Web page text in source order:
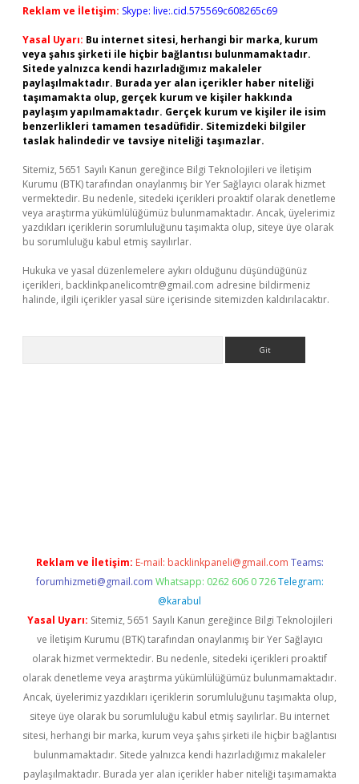
Reklam ve İletişim: Skype: live:.cid.575569c608265c69
Yasal Uyarı: Bu internet sitesi, herhangi bir marka, kurum
veya şahıs şirketi ile hiçbir bağlantısı bulunmamaktadır.
Sitede yalnızca kendi hazırladığımız makaleler
paylaşılmaktadır. Burada yer alan içerikler haber niteliği
taşımamakta olup, gerçek kurum ve kişiler hakkında
paylaşım yapılmamaktadır. Gerçek kurum ve kişiler ile isim
benzerlikleri tamamen tesadüfidir. Sitemizdeki bilgiler
taslak halindedir ve tavsiye niteliği taşımazlar.
Sitemiz, 5651 Sayılı Kanun gereğince Bilgi Teknolojileri ve İletişim
Kurumu (BTK) tarafından onaylanmış bir Yer Sağlayıcı olarak hizmet
vermektedir. Bu nedenle, sitedeki içerikleri proaktif olarak denetleme
veya araştırma yükümlülüğümüz bulunmamaktadır. Ancak, üyelerimiz
yazdıkları içeriklerin sorumluluğunu taşımakta olup, siteye üye olarak
bu sorumluluğu kabul etmiş sayılırlar.
Hukuka ve yasal düzenlemelere aykırı olduğunu düşündüğünüz
içerikleri, backlinkpanelicomtr@gmail.com adresine bildirmeniz
halinde, ilgili içerikler yasal süre içerisinde sitemizden kaldırılacaktır.
Reklam ve İletişim: E-mail: backlinkpaneli@gmail.com Teams:
forumhizmeti@gmail.com Whatsapp: 0262 606 0 726 Telegram:
@karabul
Yasal Uyarı: Sitemiz, 5651 Sayılı Kanun gereğince Bilgi Teknolojileri
ve İletişim Kurumu (BTK) tarafından onaylanmış bir Yer Sağlayıcı
olarak hizmet vermektedir. Bu nedenle, sitedeki içerikleri proaktif
olarak denetleme veya araştırma yükümlülüğümüz bulunmamaktadır.
Ancak, üyelerimiz yazdıkları içeriklerin sorumluluğunu taşımakta olup,
siteye üye olarak bu sorumluluğu kabul etmiş sayılırlar. Bu internet
sitesi, herhangi bir marka, kurum veya şahıs şirketi ile hiçbir bağlantısı
bulunmamaktadır. Sitede yalnızca kendi hazırladığımız makaleler
paylaşılmaktadır. Burada yer alan içerikler haber niteliği taşımamakta